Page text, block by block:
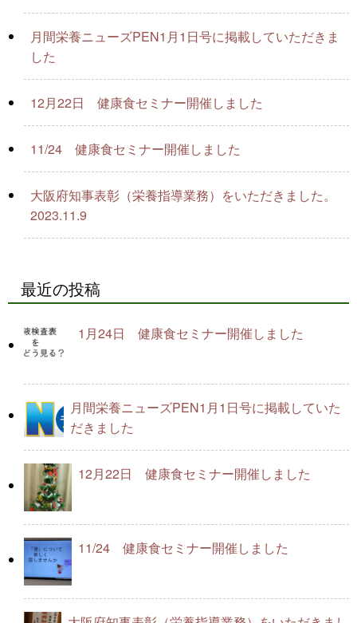
月間栄養ニューズPEN1月1日号に掲載していただきま
した
12月22日 健康食セミナー開催しました
11/24 健康食セミナー開催しました
大阪府知事表彰（栄養指導業務）をいただきました。
2023.11.9
最近の投稿
1月24日 健康食セミナー開催しました
月間栄養ニューズPEN1月1日号に掲載していた
だきました
12月22日 健康食セミナー開催しました
11/24 健康食セミナー開催しました